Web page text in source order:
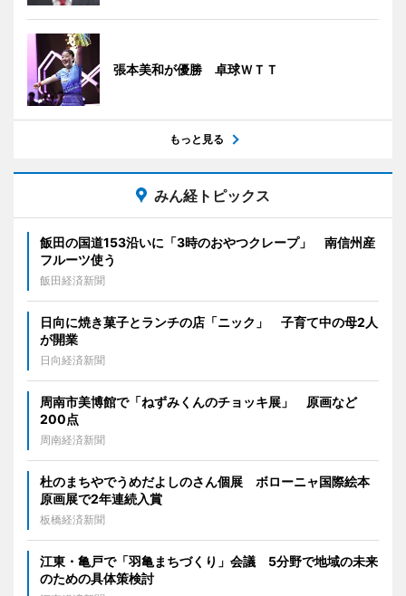
張本美和が優勝 卓球ＷＴＴ
もっと見る
みん経トピックス
飯田の国道153沿いに「3時のおやつクレープ」 南信州産
フルーツ使う
飯田経済新聞
日向に焼き菓子とランチの店「ニック」 子育て中の母2人
が開業
日向経済新聞
周南市美博館で「ねずみくんのチョッキ展」 原画など
200点
周南経済新聞
杜のまちやでうめだよしのさん個展 ボローニャ国際絵本
原画展で2年連続入賞
板橋経済新聞
江東・亀戸で「羽亀まちづくり」会議 5分野で地域の未来
のための具体策検討